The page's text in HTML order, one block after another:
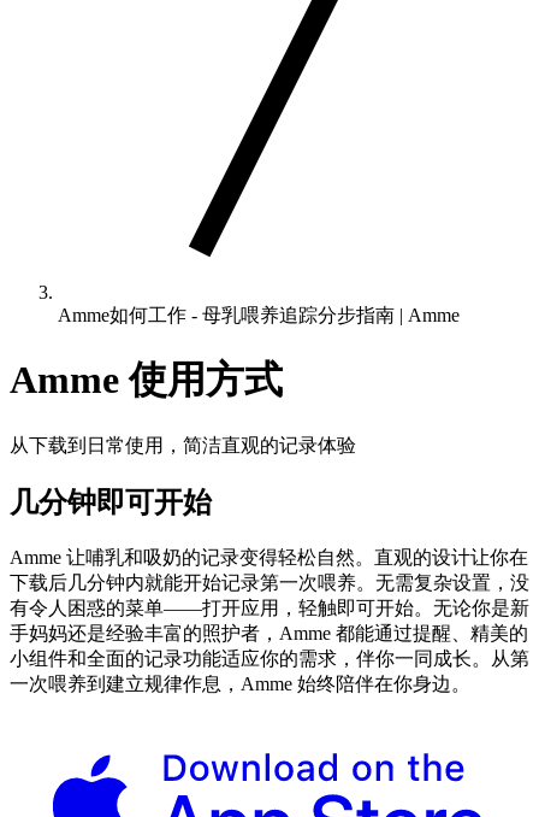
Amme如何工作 - 母乳喂养追踪分步指南 | Amme
Amme 使用方式
从下载到日常使用，简洁直观的记录体验
几分钟即可开始
Amme 让哺乳和吸奶的记录变得轻松自然。直观的设计让你在
下载后几分钟内就能开始记录第一次喂养。无需复杂设置，没
有令人困惑的菜单——打开应用，轻触即可开始。无论你是新
手妈妈还是经验丰富的照护者，Amme 都能通过提醒、精美的
小组件和全面的记录功能适应你的需求，伴你一同成长。从第
一次喂养到建立规律作息，Amme 始终陪伴在你身边。